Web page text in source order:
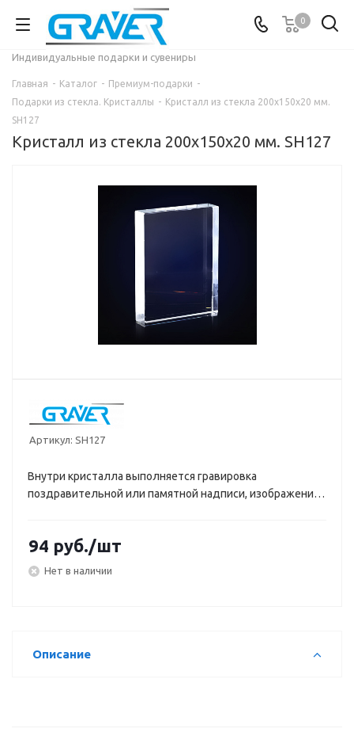
0
Индивидуальные подарки и сувениры
Главная - Каталог - Премиум-подарки -
Подарки из стекла. Кристаллы - Кристалл из стекла 200х150х20 мм.
SH127
Кристалл из стекла 200х150х20 мм. SH127
Артикул: SH127
Внутри кристалла выполняется гравировка
поздравительной или памятной надписи, изображения,
94 руб./шт
Нет в наличии
Описание